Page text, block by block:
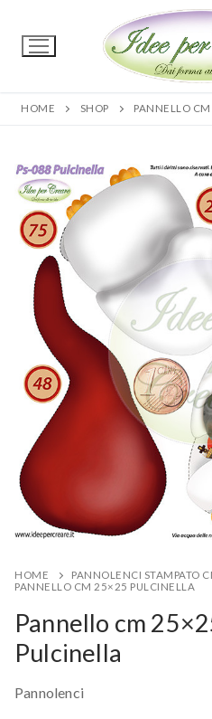
HOME SHOP PANNELLO
HOME PANNOLENCI STAMPATO
PANNELLO CM 25×25 PULCINELLA
Pannello cm
Pulcinella
Pannolenci